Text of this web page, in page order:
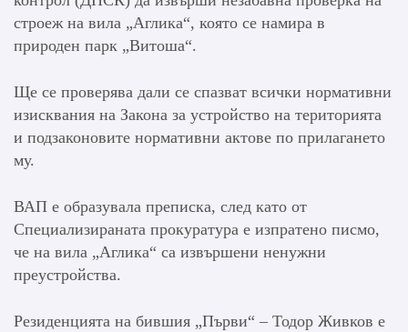
строеж на вила „Аглика“, която се намира в
природен парк „Витоша“.
Ще се проверява дали се спазват всички нормативни
изисквания на Закона за устройство на територията
и подзаконовите нормативни актове по прилагането
му.
ВАП е образувала преписка, след като от
Специализираната прокуратура е изпратено писмо,
че на вила „Аглика“ са извършени ненужни
преустройства.
Резиденцията на бившия „Първи“ – Тодор Живков е